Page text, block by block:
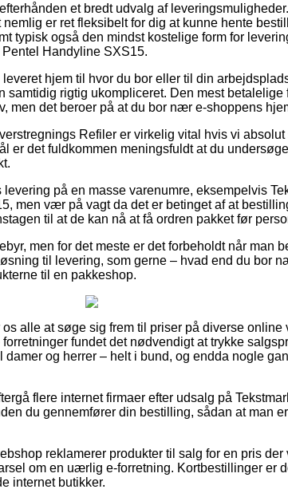
et bredt udvalg af
er ret fleksibelt for dig at kunne hente
typisk også den mindst kostelige form for
Handyline SXS15.
hjem til hvor du bor eller til din
rigtig ukompliceret. Den mest betalelige
men det beroer på at du bor nær e-shoppens
Refiler er virkelig vital hvis vi
er det fuldkommen meningsfuldt at du
på en masse varenumre, eksempelvis
men vær på vagt da det er betinget af at
til at de kan nå at få ordren pakket før
men for det meste er det forbeholdt når man
til levering, som gerne – hvad end du bor
til en pakkeshop.
alle at søge sig frem til priser på diverse online
fundet det nødvendigt at trykke
og herrer – helt i bund, og endda nogle
flere internet firmaer efter udsalg på
du gennemfører din bestilling, sådan at man
reklamerer produkter til salg for en pris der
om en uærlig e-forretning. Kortbestillinger er
internet butikker.